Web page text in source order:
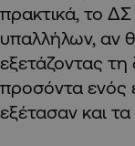
πρακτικά, το
υπαλλήλων, αν
εξετάζοντας τη
προσόντα ενός
εξέτασαν και